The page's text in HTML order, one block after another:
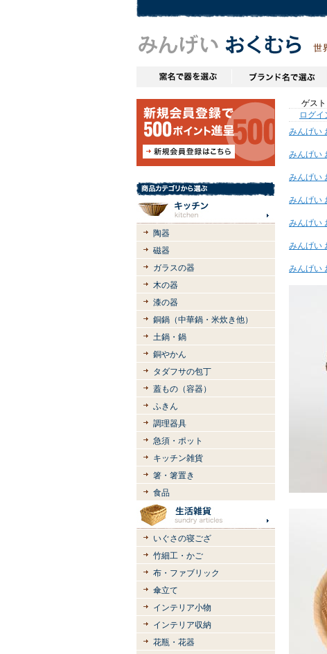
陶器
磁器
ガラスの器
木の器
漆の器
銅鍋（中華鍋・米炊き他）
土鍋・鍋
銅やかん
タダフサの包丁
蓋もの（容器）
ふきん
調理器具
急須・ポット
キッチン雑貨
箸・箸置き
食品
いぐさの寝ござ
竹細工・かご
布・ファブリック
傘立て
インテリア小物
インテリア収納
花瓶・花器
ゲスト
ログイ
みんげい
みんげい
みんげい
みんげい
みんげい
みんげい
みんげい